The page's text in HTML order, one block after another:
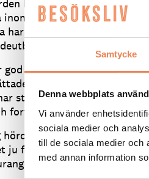
Samtycke
Denna webbplats
Vi använder
sociala medier och
till de sociala medier och
med annan information
Hotell och Konferens har
sin verksamhet.
har man varit drivande i att
god kontakt med Ulf
för mig att de har cirka
stått utanför
fortsätter:
hörde det tänkte jag, ”Av
ju finnas några som har